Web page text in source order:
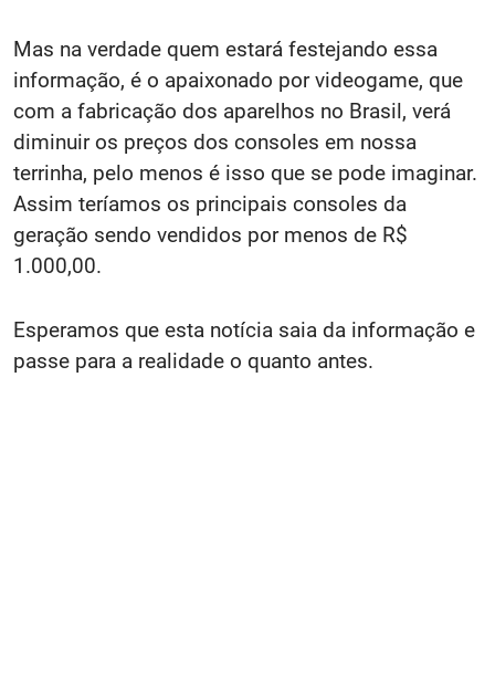
Mas na verdade quem estará festejando essa
informação, é o apaixonado por videogame, que
com a fabricação dos aparelhos no Brasil, verá
diminuir os preços dos consoles em nossa
terrinha, pelo menos é isso que se pode imaginar.
Assim teríamos os principais consoles da
geração sendo vendidos por menos de R$
1.000,00.
Esperamos que esta notícia saia da informação e
passe para a realidade o quanto antes.